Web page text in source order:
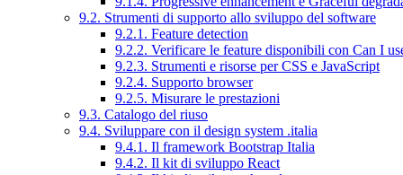
9.2. Strumenti di supporto allo sviluppo del software
9.2.1. Feature detection
9.2.2. Verificare le feature disponibili con Can I
9.2.3. Strumenti e risorse per CSS e JavaScript
9.2.4. Supporto browser
9.2.5. Misurare le prestazioni
9.3. Catalogo del riuso
9.4. Sviluppare con il design system .italia
9.4.1. Il framework Bootstrap Italia
9.4.2. Il kit di sviluppo React